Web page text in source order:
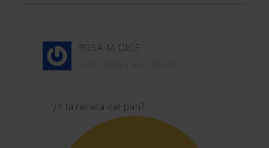
ROSA M DICE
¿Y la receta del pan?